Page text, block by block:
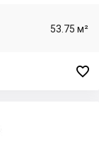
53.75 м²
